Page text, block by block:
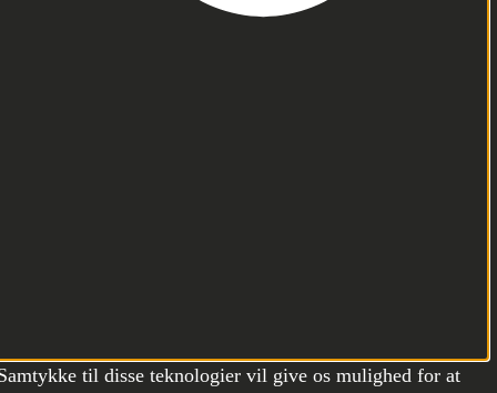
til disse teknologier vil give os mulighed for at